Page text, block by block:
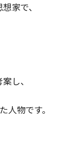
家で、
し、
人物です。